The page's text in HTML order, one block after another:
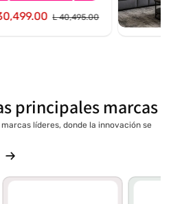
L 40,495.00
principales marcas
líderes, donde la innovación se